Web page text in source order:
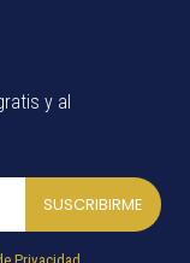
y al
SUSCRIBIRME